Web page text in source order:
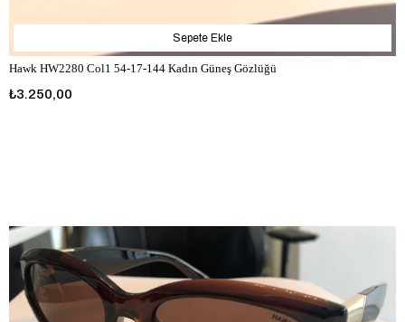
Hawk HW2280 Col1 54-17-144 Kadın Güneş Gözlüğü
₺3.250,00
Sepete Ekle